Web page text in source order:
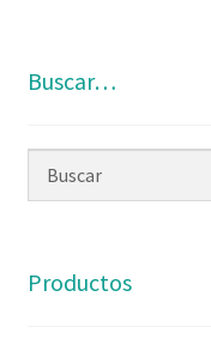
Buscar…
Productos